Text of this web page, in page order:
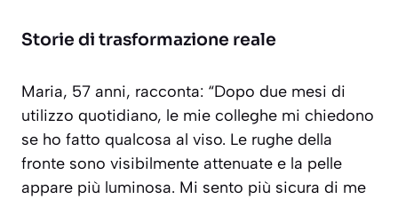
Storie di trasformazione reale
Maria, 57 anni, racconta: “Dopo due mesi di
utilizzo quotidiano, le mie colleghe mi chiedono
se ho fatto qualcosa al viso. Le rughe della
fronte sono visibilmente attenuate e la pelle
appare più luminosa. Mi sento più sicura di me